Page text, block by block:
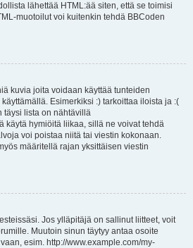
lähettää HTML:ää siten, että se toimisi
muotoilut voi kuitenkin tehdä BBCoden
kuvia joita voidaan käyttää tunteiden
Esimerkiksi :) tarkoittaa iloista ja :(
täysi lista on nähtävillä
käytä hymiöitä liikaa, sillä ne voivat tehdä
voi poistaa niitä tai viestin kokonaan.
määritellä rajan yksittäisen viestin
Jos ylläpitäjä on sallinut liitteet, voit
Muutoin sinun täytyy antaa osoite
esim. http://www.example.com/my-